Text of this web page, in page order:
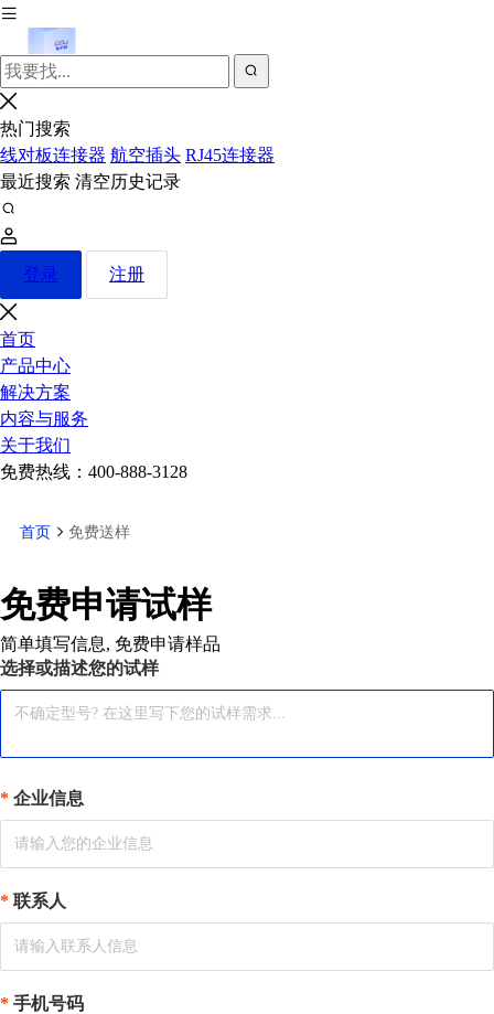
热门搜索
线对板连接器 航空插头 RJ45连接器
最近搜索 清空历史记录
登录 注册
首页
产品中心
解决方案
内容与服务
关于我们
免费热线： 400-888-3128
首页 免费送样
免费申请试样
简单填写信息, 免费申请样品
选择或描述您的试样
企业信息
联系人
手机号码